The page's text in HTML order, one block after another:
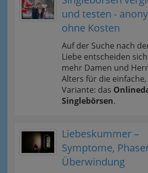
und testen -
ohne Kosten
Auf der Suche nach
Liebe entscheiden
mehr Damen und
Alters für die
Variante: das
Singlebörsen.
Liebeskummer –
Symptome,
Überwindung